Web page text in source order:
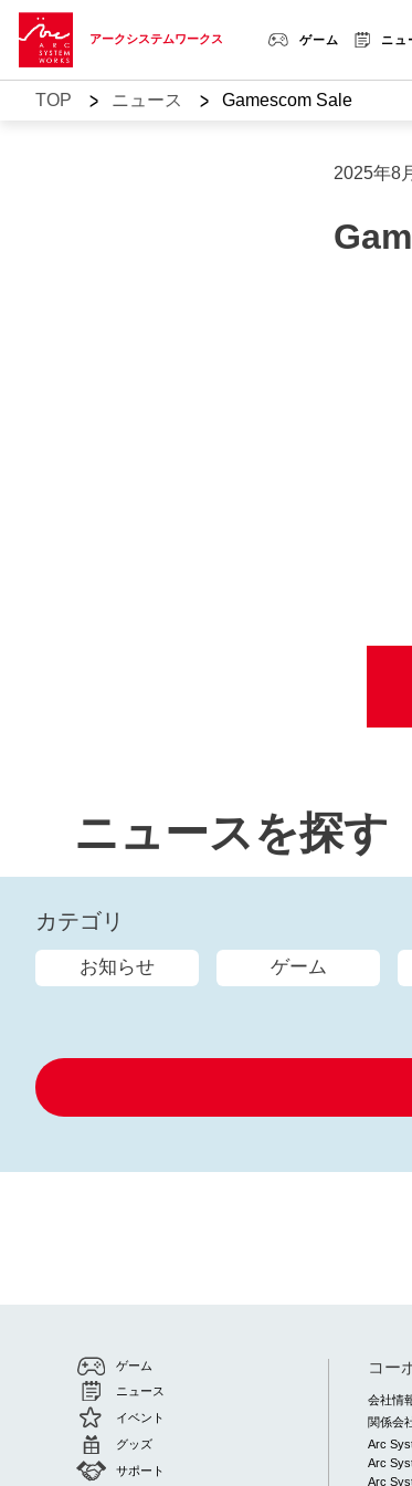
アークシステムワークス ゲーム ニュ
TOP > ニュース > Gamescom Sale
2025年8
ニュースを探す
カテゴリ
お知らせ ゲーム
ゲーム
ニュース
イベント
グッズ
サポート
コー
会社情
関係会
Arc
Arc
Arc